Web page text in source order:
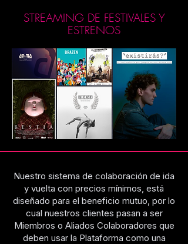
STREAMING DE FESTIVALES Y
ESTRENOS
Nuestro sistema de colaboración de ida
y vuelta con precios mínimos, está
diseñado para el beneficio mutuo, por lo
cual nuestros clientes pasan a ser
Miembros o Aliados Colaboradores que
deben usar la Plataforma como una